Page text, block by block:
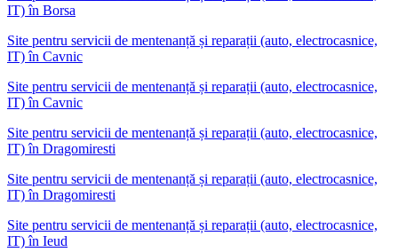
IT) în Borsa
Site pentru servicii de mentenanță și reparații (auto, electrocasnice,
IT)în Cavnic
Site pentru servicii de mentenanță și reparații (auto, electrocasnice,
IT) în Cavnic
Site pentru servicii de mentenanță și reparații (auto, electrocasnice,
IT)în Dragomiresti
Site pentru servicii de mentenanță și reparații (auto, electrocasnice,
IT) în Dragomiresti
Site pentru servicii de mentenanță și reparații (auto, electrocasnice,
IT)în Ieud